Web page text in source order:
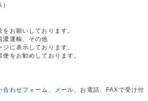
）
お願いしております。
濃運輸、その他
に表示しております。
をお勧めしております。
合わせフォーム メール 、お電話、FAXで受け付